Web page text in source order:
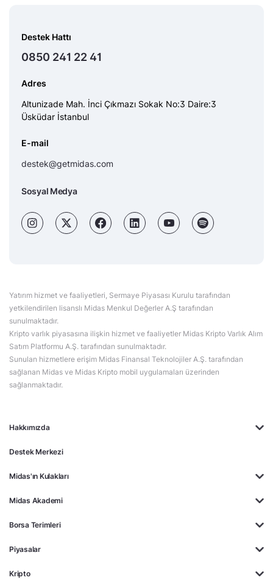
Hakkımızda
Destek Merkezi
Midas'ın Kulakları
Midas Akademi
Borsa Terimleri
Piyasalar
Kripto
Destek Hattı
0850 241 22 41
Adres
Altunizade Mah. İnci Çıkmazı Sokak No:3 Daire:3
Üsküdar İstanbul
E-mail
destek@getmidas.com
Sosyal Medya
Yatırım hizmet ve faaliyetleri, Sermaye Piyasası Kurulu tarafından
yetkilendirilen lisanslı Midas Menkul Değerler A.Ş tarafından
sunulmaktadır.
Kripto varlık piyasasına ilişkin hizmet ve faaliyetler Midas Kripto Varlık Alım
Satım Platformu A.Ş. tarafından sunulmaktadır.
Sunulan hizmetlere erişim Midas Finansal Teknolojiler A.Ş. tarafından
sağlanan Midas ve Midas Kripto mobil uygulamaları üzerinden
sağlanmaktadır.